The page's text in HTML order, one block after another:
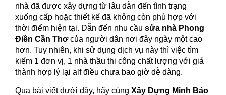
nhà đã được xây dựng từ lâu dẫn đến tình trạng
xuống cấp hoặc thiết kế đã không còn phù hợp với
thời điểm hiện tại. Dẫn đến nhu cầu sửa nhà Phong
Điền Cần Thơcủa người dân nơi đây ngày một cao
hơn. Tuy nhiên, khi sử dụng dịch vụ này thì việc tìm
kiếm 1 đơn vị, 1 nhà thầu thi công chất lượng với giá
thành hợp lý lại alf điều chưa bao giờ dễ dàng.
Qua bài viết dưới đây, hãy cùng Xây Dựng Minh Bảo